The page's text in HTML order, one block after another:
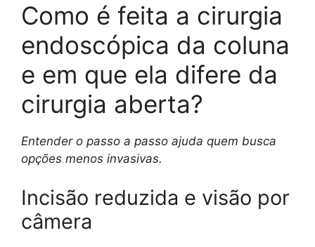
Como é feita a cirurgia
endoscópica da coluna
e em que ela difere da
cirurgia aberta?
Entender o passo a passo ajuda quem busca
opções menos invasivas.
Incisão reduzida e visão por
câmera